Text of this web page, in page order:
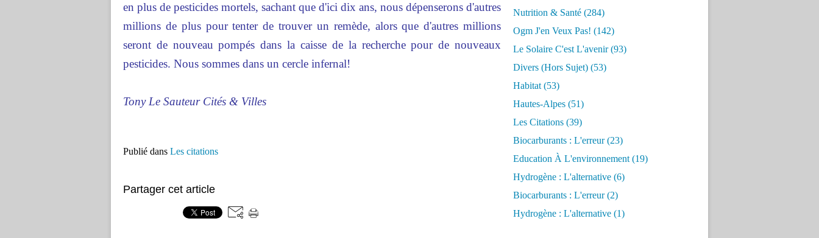
en plus de pesticides mortels, sachant que d'ici dix ans, nous dépenserons d'autres
millions de plus pour tenter de trouver un remède, alors que d'autres millions
seront de nouveau pompés dans la caisse de la recherche pour de nouveaux
pesticides. Nous sommes dans un cercle infernal!
Tony Le Sauteur Cités & Villes
Publié dans Les citations
Partager cet article
Nutrition & Santé (284)
Ogm J'en Veux Pas! (142)
Le Solaire C'est L'avenir(93)
Divers (hors Sujet) (53)
Habitat (53)
Hautes-Alpes (51)
Les Citations (39)
Biocarburants : L'erreur(23)
Education À L'environnement (19)
Hydrogène : L'alternative (6)
Biocarburants : L'erreur(2)
Hydrogène : L'alternative (1)